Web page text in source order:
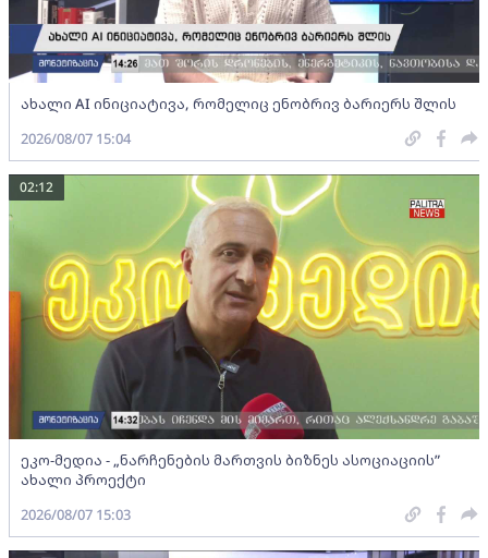
ახალი AI ინიციატივა, რომელიც ენობრივ ბარიერს შლის
2026/08/07 15:04
ეკო-მედია - „ნარჩენების მართვის ბიზნეს ასოციაციის”
ახალი პროექტი
02:12
2026/08/07 15:03